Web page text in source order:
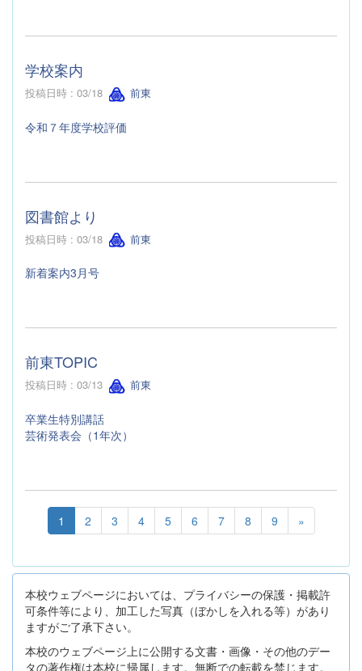
学校案内
投稿日時 : 03/18 前東
令和７年度学校評価
図書館より
投稿日時 : 03/18 前東
新着案内3月号
前東TOPIC
投稿日時 : 03/13 前東
卒業生特別講話
芸術発表会（1年次）
1 2 3 4 5 6 7 8 9 »
本校ウェブページにおいては、プライバシーの保護・掲載許
可条件等により、加工した写真（ぼかしを入れる等）があり
ますがご了承下さい。
本校のウェブページ上に公開する文書・画像・その他のデー
タの著作権は本校に帰属します。無断での転載を禁じます。